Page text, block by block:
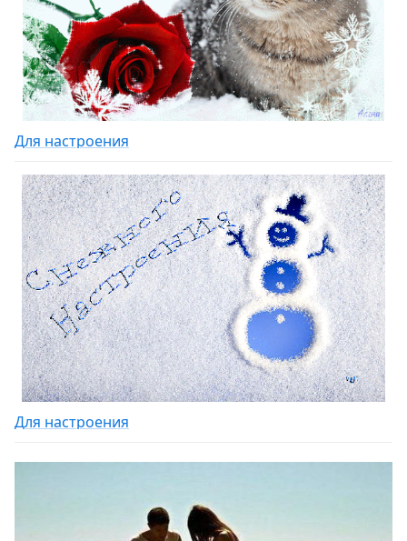
Для настроения
Для настроения